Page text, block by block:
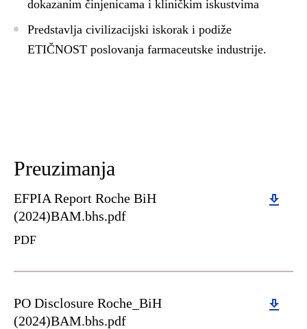
dokazanim činjenicama i kliničkim iskustvima
Predstavlja civilizacijski iskorak i podiže
ETIČNOST poslovanja farmaceutske industrije.
Preuzimanja
Download
EFPIA Report Roche BiH
(2024)BAM.bhs.pdf
PDF
Download
PO Disclosure Roche_BiH
(2024)BAM.bhs.pdf